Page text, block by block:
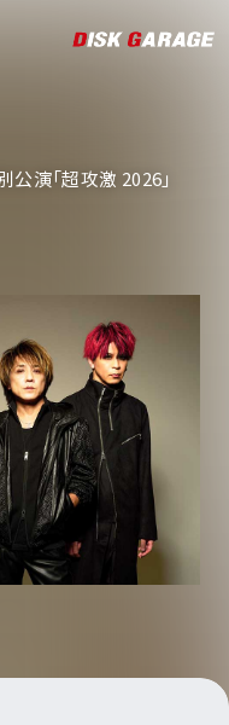
演「超攻激 2026」